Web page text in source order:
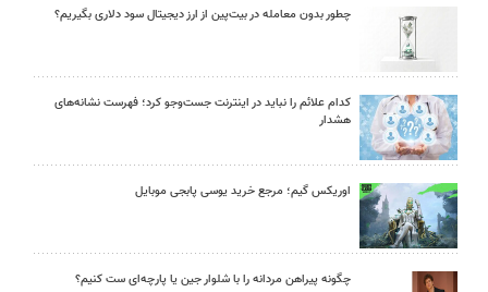
چطور بدون معامله در بیت‌پین از ارز دیجیتال سود دلاری بگیریم؟
کدام علائم را نباید در اینترنت جست‌وجو کرد؛ فهرست نشانه‌های
هشدار
اوریکس گیم؛ مرجع خرید یوسی پابجی موبایل
چگونه پیراهن مردانه را با شلوار جین یا پارچه‌ای ست کنیم؟